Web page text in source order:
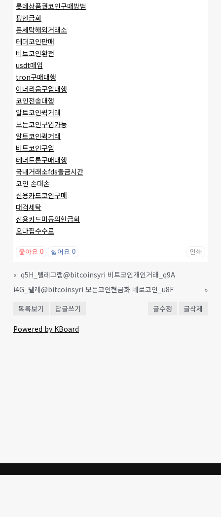
롯데상품권코인구매방법
핑현금화
돈세탁해외거래소
테더코인판매
비트코인환전
usdt매입
tron구매대행
이더리움구입대행
코인전송대행
알트코인퀵거래
모든코인구입가능
알트코인퀵거래
비트코인구입
테더트론구매대행
국내거래소fds출금시간
코인 손대손
신용카드코인구매
대검세탁
신용카드미동의현금화
오다집수수료
좋아요 0 싫어요 0 인쇄
« q5H_텔레그램@bitcoinsyri 비트코인개인거래_q9A
i4G_텔레@bitcoinsyri 모든코인현금화 네로코인_u8F
»
목록보기
답글쓰기 글수정 글삭제
Powered by KBoard